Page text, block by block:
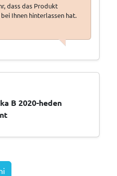
dass das Produkt
Ihnen hinterlassen hat.
B 2020-heden